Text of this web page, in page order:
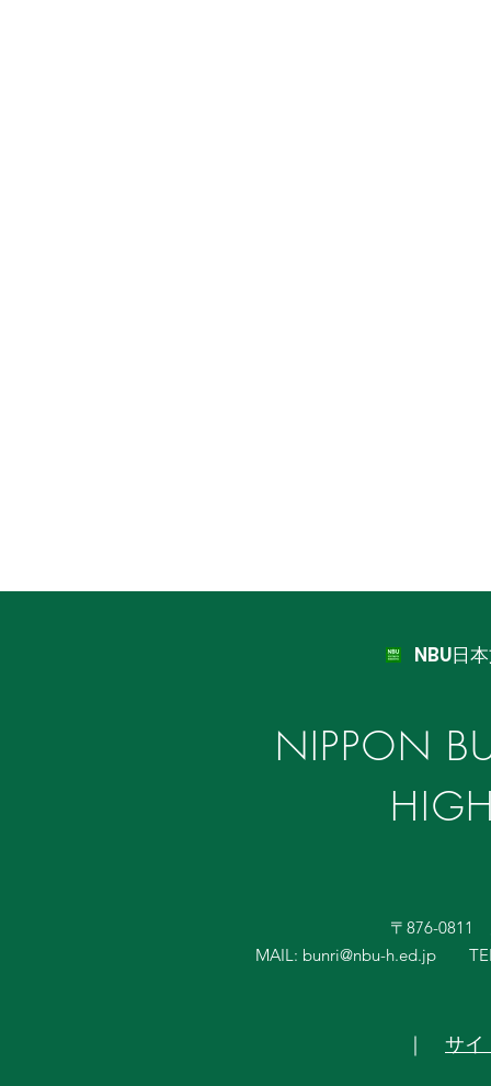
NBU日
NIPPON
〒876-0811
MAIL: bunri@nbu-h.ed.jp
｜ サイ